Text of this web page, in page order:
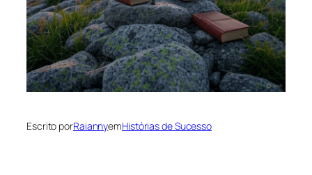
Escrito porRaiannyemHistórias de Sucesso